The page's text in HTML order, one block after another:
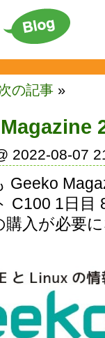
の記事 »
2022-08-07
Geeko
C100 1日目
購入が必要